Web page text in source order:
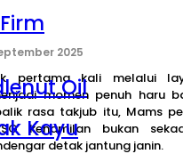
Oil
Kayu
2025
pertama kali melalui
momen penuh haru
rasa takjub itu, Mams
kehamilan bukan
detak jantung janin.